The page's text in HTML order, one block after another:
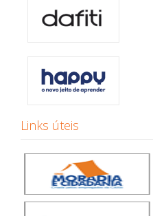
Links úteis